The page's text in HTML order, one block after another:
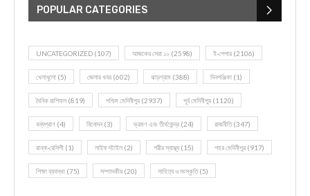
POPULAR CATEGORIES
UNCATEGORIZED (107) আজকের সেরা ১০ (2598) ই-পেপার (2106)
খেলাধূলো (5) জেলার খবর (602) ঝাড়গ্রাম (388) দিনপঞ্জিকা (1)
দৈনিক রাশিফল (819) পশ্চিম মেদিনীপুর (2937) পূর্ব মেদিনীপুর (1120)
বন্যপ্রাণ (4) বিনোদন(3) ভ্রমণ এবং তীর্থকেন্দ্র (24) রাজনীতি(347)
রান্না-রেসিপী (1) লাইফ স্টাইল (2) শরীর স্বাস্থ্য (15) শহর মেদিনীপুর (917)
শিক্ষা ব্যবস্থা (75) সম্পাদকীয় (20) সাহিত্য ও সংস্কৃতি(5)